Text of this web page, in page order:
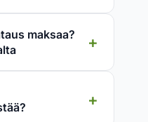
maksaa?